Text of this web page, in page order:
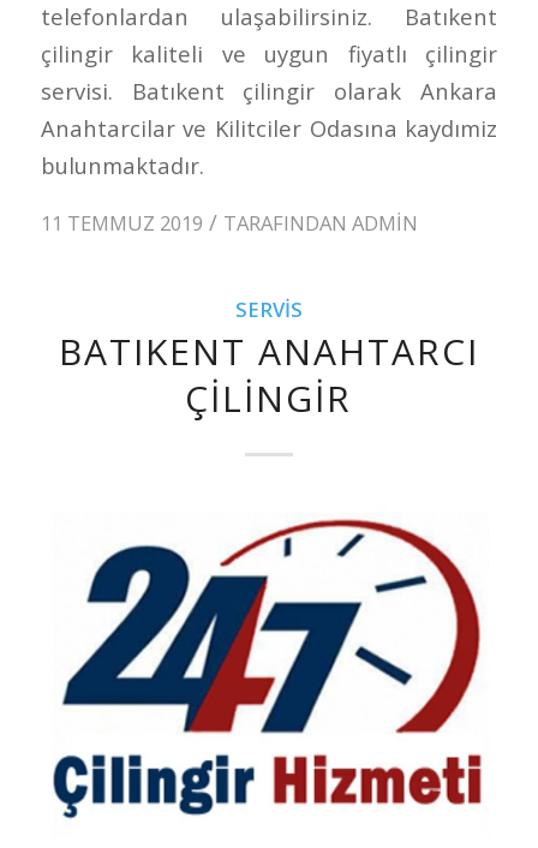
telefonlardan ulaşabilirsiniz. Batıkent
çilingir kaliteli ve uygun fiyatlı çilingir
servisi. Batıkent çilingir olarak Ankara
Anahtarcilar ve Kilitciler Odasına kaydımiz
bulunmaktadır.
11 TEMMUZ 2019 / TARAFINDAN ADMIN
SERVIS
BATIKENT ANAHTARCI
ÇILINGIR